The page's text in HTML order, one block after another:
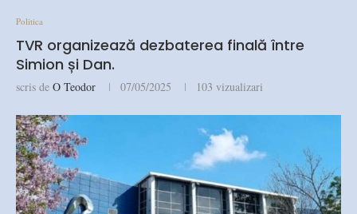
Politica
TVR organizează dezbaterea finală între
Simion și Dan.
scris de O Teodor 07/05/2025 103 vizualizari